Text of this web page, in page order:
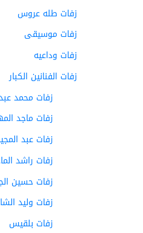
زفات طله عروس
زفات موسيقى
زفات وداعيه
زفات الفنانين الكبار
زفات محمد عبده
زفات ماجد
زفات عبد المجيد
زفات راشد الماجد
زفات حسين
زفات وليد
زفات بلقيس